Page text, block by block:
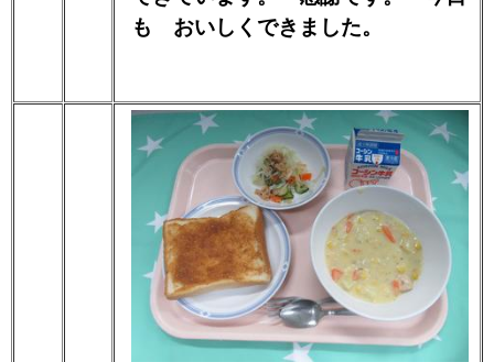
も おいしくできました。